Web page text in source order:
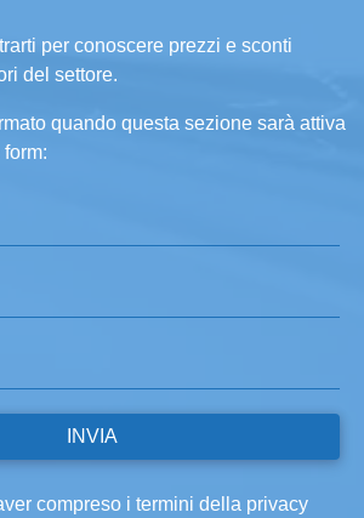
per conoscere prezzi e sconti
del settore.
quando questa sezione sarà attiva
compreso i termini della privacy